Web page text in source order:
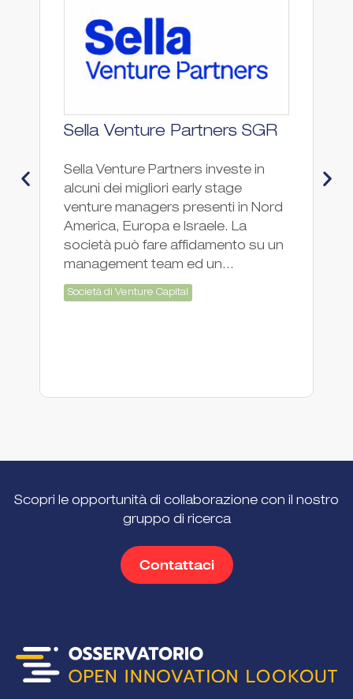
Sella Venture Partners SGR
Sella Venture Partners investe in
alcuni dei migliori early stage
venture managers presenti in Nord
America, Europa e Israele. La
società può fare affidamento su un
management team ed un...
Società di Venture Capital
Scopri le opportunità di collaborazione con il nostro
gruppo di ricerca
Contattaci